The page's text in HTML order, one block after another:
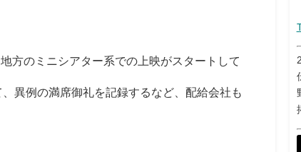
方のミニシアター系での上映がスタートして
異例の満席御礼を記録するなど、配給会社も